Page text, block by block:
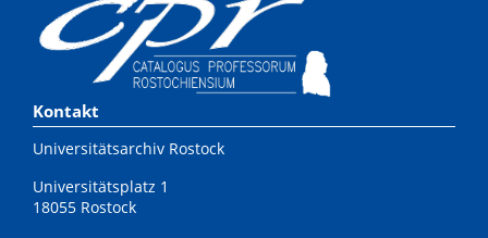
Kontakt
Universitätsarchiv Rostock
Universitätsplatz 1
18055 Rostock